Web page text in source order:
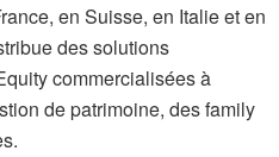
en Suisse, en Italie et en
des solutions
commercialisées à
de patrimoine, des family